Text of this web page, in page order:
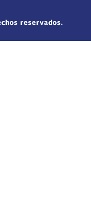
reservados.